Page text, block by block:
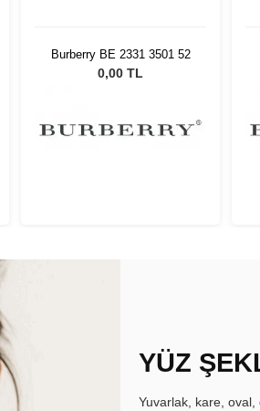
Burberry BE 2331 3501 52
0,00 TL
YÜZ
Yuvarlak, kare,